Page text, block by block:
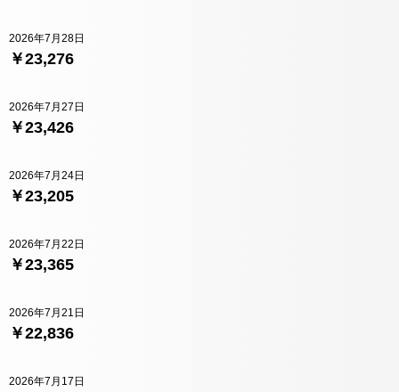
￥23,276
2026年7月28日
￥23,426
2026年7月27日
￥23,205
2026年7月24日
￥23,365
2026年7月22日
￥22,836
2026年7月21日
2026年7月17日